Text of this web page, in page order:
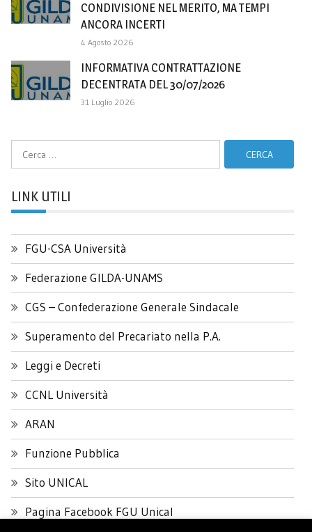
CONDIVISIONE NEL MERITO, MA TEMPI
ANCORA INCERTI
4 Agosto 2026
INFORMATIVA CONTRATTAZIONE
DECENTRATA DEL 30/07/2026
31 Luglio 2026
LINK UTILI
FGU-CSA Università
Federazione GILDA-UNAMS
CGS – Confederazione Generale Sindacale
Superamento del Precariato nella P.A.
Leggi e Decreti
CCNL Università
ARAN
Funzione Pubblica
Sito UNICAL
Pagina Facebook FGU Unical